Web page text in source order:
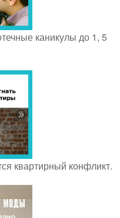
каникулы до 1, 5
квартирный конфликт.